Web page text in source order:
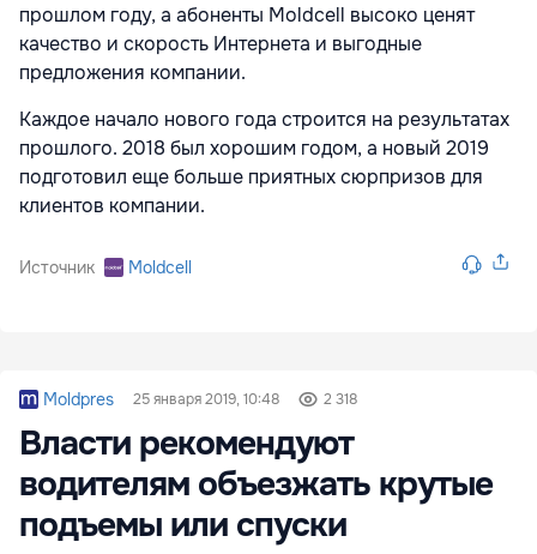
прошлом году, а абоненты Moldcell высоко ценят
качество и скорость Интернета и выгодные
предложения компании.
Каждое начало нового года строится на результатах
прошлого. 2018 был хорошим годом, а новый 2019
подготовил еще больше приятных сюрпризов для
клиентов компании.
Источник Moldcell
Moldpres 25 января 2019, 10:48 2 318
Власти рекомендуют
водителям объезжать крутые
подъемы или спуски